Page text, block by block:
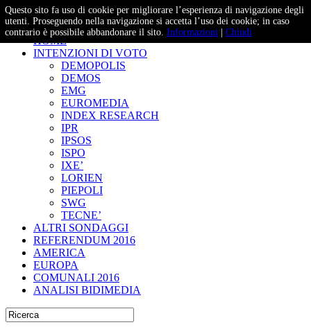
– Studi e Proiezioni Elettorali
HOME
INTENZIONI DI VOTO
DEMOPOLIS
DEMOS
EMG
EUROMEDIA
INDEX RESEARCH
IPR
IPSOS
ISPO
IXE’
LORIEN
PIEPOLI
SWG
TECNE’
ALTRI SONDAGGI
REFERENDUM 2016
AMERICA
EUROPA
COMUNALI 2016
ANALISI BIDIMEDIA
Questo sito fa uso di cookie per migliorare l’esperienza di navigazione degli
utenti. Proseguendo nella navigazione si accetta l’uso dei cookie; in caso
contrario è possibile abbandonare il sito. Informazioni Chiudi